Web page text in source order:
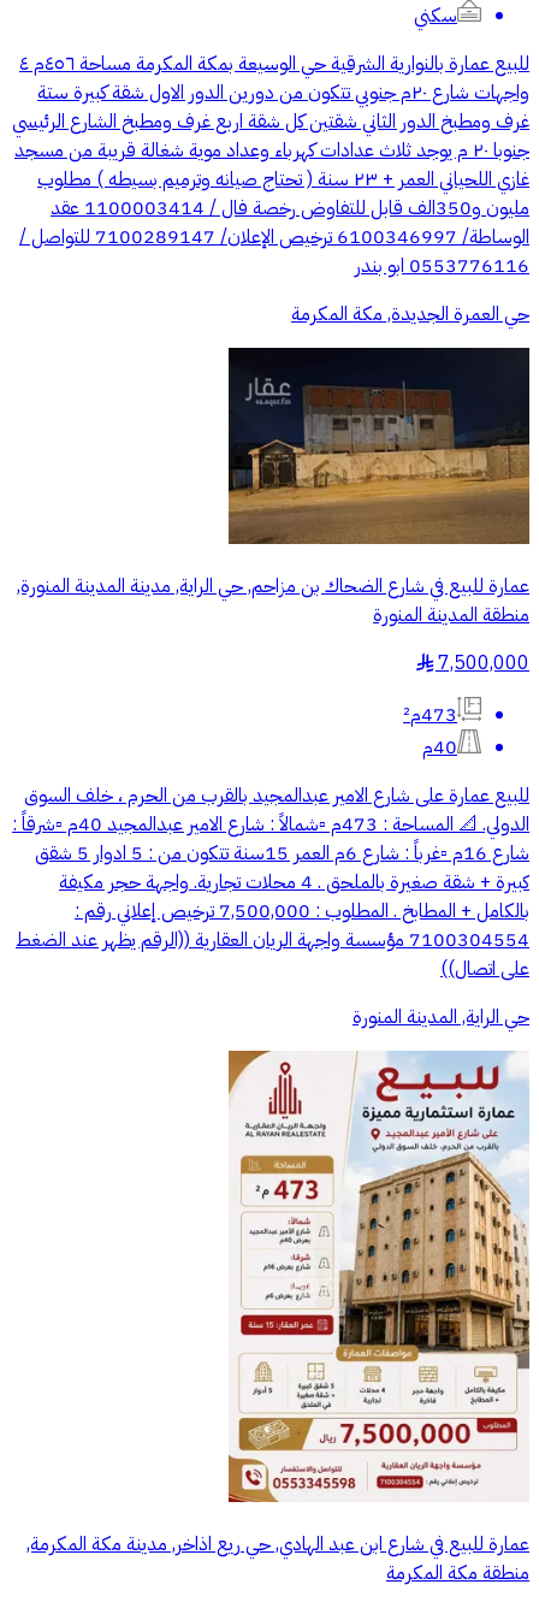
سكني
للبيع عمارة بالنوارية الشرقية حي الوسيعة بمكة المكرمة مساحة ٤٥٦م ٤
واجهات شارع ٢٠م جنوبي تتكون من دورين الدور الاول شقة كبيرة ستة
غرف ومطبخ الدور الثاني شقتين كل شقة اربع غرف ومطبخ الشارع الرئيسي
جنوبا ٢٠ م يوجد ثلاث عدادات كهرباء وعداد موية شغالة قريبة من مسجد
غازي اللحياني العمر + ٢٣ سنة ( تحتاج صيانه وترميم بسيطه ) مطلوب
مليون و350الف قابل للتفاوض رخصة فال / 1100003414 عقد
الوساطة/ 6100346997 ترخيص الإعلان/ 7100289147 للتواصل /
0553776116 ابو بندر
حي العمرة الجديدة, مكة المكرمة
عمارة للبيع في شارع الضحاك بن مزاحم, حي الراية, مدينة المدينة المنورة,
منطقة المدينة المنورة
7,500,000
§
473م²
40م
للبيع عمارة على شارع الامير عبدالمجيد بالقرب من الحرم ، خلف السوق
الدولي. 📐 المساحة : 473م ▫️شمالاً : شارع الامير عبدالمجيد 40م ▫️شرقاً :
شارع 16م ▫️غرباً : شارع 6م العمر 15سنة تتكون من : 5 ادوار 5 شقق
كبيرة + شقة صغيرة بالملحق . 4 محلات تجارية. واجهة حجر مكيفة
بالكامل + المطابخ . المطلوب : 7,500,000 ترخيص إعلاني رقم :
7100304554 مؤسسة واجهة الريان العقارية ((الرقم يظهر عند الضغط
على اتصال))
حي الراية, المدينة المنورة
عمارة للبيع في شارع ابن عبد الهادي, حي ريع اذاخر, مدينة مكة المكرمة,
منطقة مكة المكرمة